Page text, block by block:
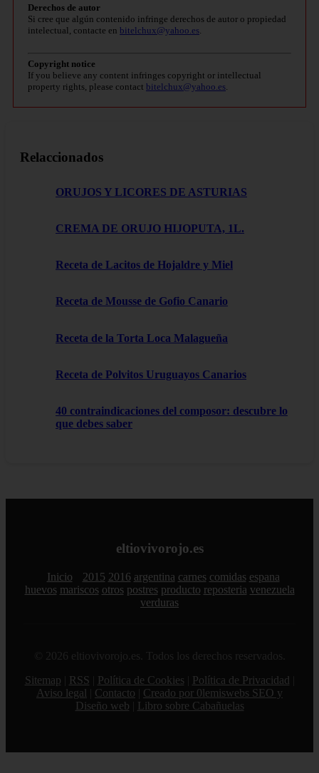
Derechos de autor
Si cree que algún contenido infringe derechos de autor o propiedad
intelectual, contacte en bitelchux@yahoo.es.
Copyright notice
If you believe any content infringes copyright or intellectual
property rights, please contact bitelchux@yahoo.es.
Relaccionados
ORUJOS Y LICORES DE ASTURIAS
CREMA DE ORUJO HIJOPUTA, 1L.
Receta de Lacitos de Hojaldre y Miel
Receta de Mousse de Gofio Canario
Receta de la Torta Loca Malagueña
Receta de Polvitos Uruguayos Canarios
40 contraindicaciones del composor: descubre lo
que debes saber
eltiovivorojo.es
Inicio 2015 2016 argentina carnes comidas espana
huevos mariscos otros postres producto reposteria venezuela
verduras
© 2026 eltiovivorojo.es. Todos los derechos reservados.
Sitemap
RSS Política de Cookies Política de Privacidad
Aviso legal
Contacto
Creado por 0lemiswebs SEO y
Diseño web
Libro sobre Cabañuelas